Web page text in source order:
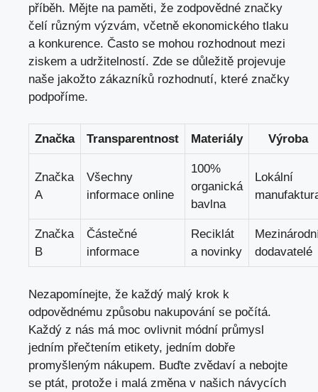
příběh. Mějte na paměti, že zodpovědné značky
čelí různým výzvám, včetně ekonomického tlaku
a konkurence. Často se mohou rozhodnout mezi
ziskem a udržitelností. Zde se důležitě projevuje
naše jakožto zákazníků rozhodnutí, které značky
podpoříme.
Značka Transparentnost Materiály Výroba
Značka
A
Všechny
informace online
100%
organická
bavlna
Lokální
Značka
B
Částečné
informace
Reciklát
a novinky
dodavatelé
Nezapomínejte, že každý malý krok k
odpovědnému způsobu nakupování se počítá.
Každý z nás má moc ovlivnit módní průmysl
jedním přečtením etikety, jedním dobře
promyšleným nákupem. Buďte zvědaví a nebojte
se ptát, protože i malá změna v našich návycích